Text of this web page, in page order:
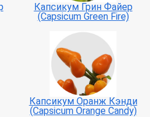
Капсикум Грин Файер
(Capsicum Green Fire)
Капсикум Оранж Кэнди
(Capsicum Orange Candy)